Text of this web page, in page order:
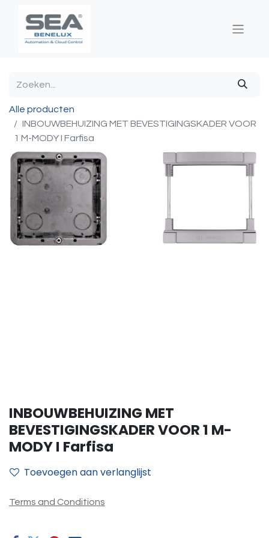
Alle producten
INBOUWBEHUIZING MET BEVESTIGINGSKADER VOOR
1 M-MODY I Farfisa
INBOUWBEHUIZING MET
BEVESTIGINGSKADER VOOR 1 M-
MODY I Farfisa
Toevoegen aan verlanglijst
Terms and Conditions